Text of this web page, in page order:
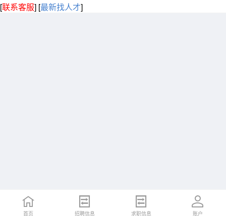
[联系客服] [最新找人才]
首页 招聘信息 求职信息 账户